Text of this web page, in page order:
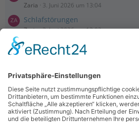
Zaria 3. Juni 2026 um 13:04
Schlafstörungen
Zaria 3. Juni 2026 um 13:03
Ms word to PDF
Manuellsen 28. Mai 2026 um 10:31
MasonOgden 24. August 2025 um 10:58
Was habt ihr euch zuletzt gekauft?
LarsKlars 3. März 2025 um 10:08